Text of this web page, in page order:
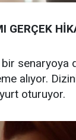
GERÇEK
senaryoya
alıyor.
oturuyor.